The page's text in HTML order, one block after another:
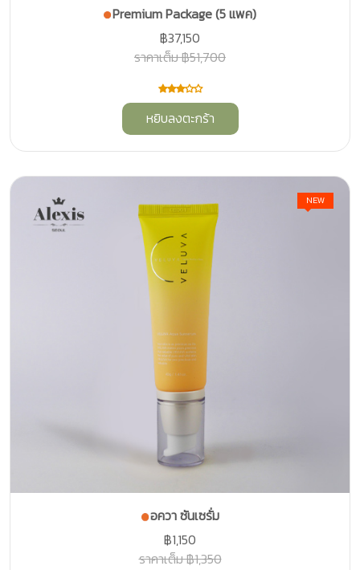
Premium Package (5 แพค)
฿37,150
ราคาเต็ม ฿51,700
หยิบลงตะกร้า
NEW
อควา ซันเซรั่ม
฿1,150
ราคาเต็ม ฿1,350